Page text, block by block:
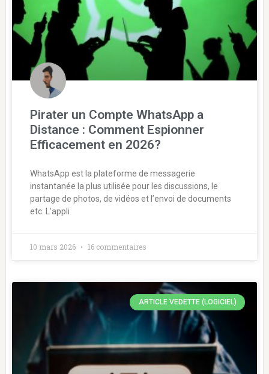
Pirater un Compte WhatsApp a
Distance : Comment Espionner
Efficacement en 2026?
WhatsApp est la plateforme de messagerie
instantanée la plus utilisée pour les discussions, le
partage de photos, de vidéos et l’envoi de documents
etc. L’appli
10 mars 2026 16 commentaires
ARTICLE VEDETTE (LOGICIEL)